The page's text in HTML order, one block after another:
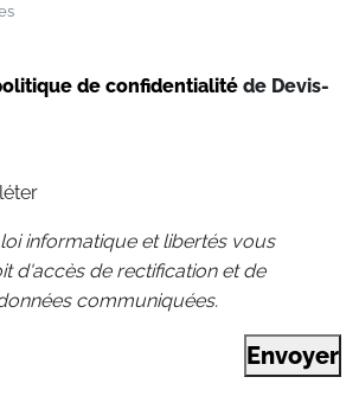
de confidentialité de Devis-
informatique et libertés vous
d'accès de rectification et de
communiquées.
Envoyer